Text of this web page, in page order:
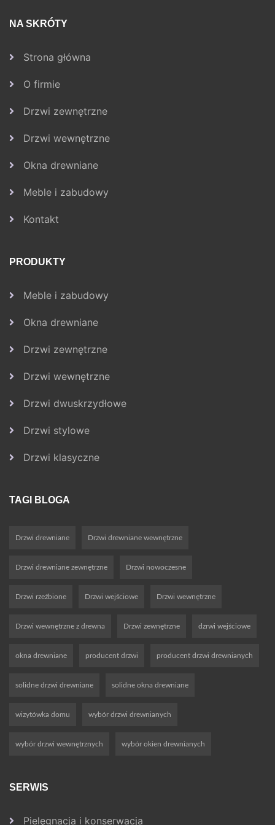
NA SKRÓTY
Strona główna
O firmie
Drzwi zewnętrzne
Drzwi wewnętrzne
Okna drewniane
Meble i zabudowy
Kontakt
PRODUKTY
Meble i zabudowy
Okna drewniane
Drzwi zewnętrzne
Drzwi wewnętrzne
Drzwi dwuskrzydłowe
Drzwi stylowe
Drzwi klasyczne
TAGI BLOGA
Drzwi drewniane Drzwi drewniane wewnętrzne
Drzwi drewniane zewnętrzne Drzwi nowoczesne
Drzwi rzeźbione Drzwi wejściowe Drzwi wewnętrzne
Drzwi wewnętrzne z drewna Drzwi zewnętrzne dzrwi wejściowe
okna drewniane producent drzwi producent drzwi drewnianych
solidne drzwi drewniane solidne okna drewniane
wizytówka domu wybór drzwi drewnianych
wybór drzwi wewnętrznych wybór okien drewnianych
SERWIS
Pielęgnacja i konserwacja